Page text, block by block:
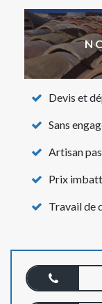
Devis et
Sans
Artisan
Prix
Travail de